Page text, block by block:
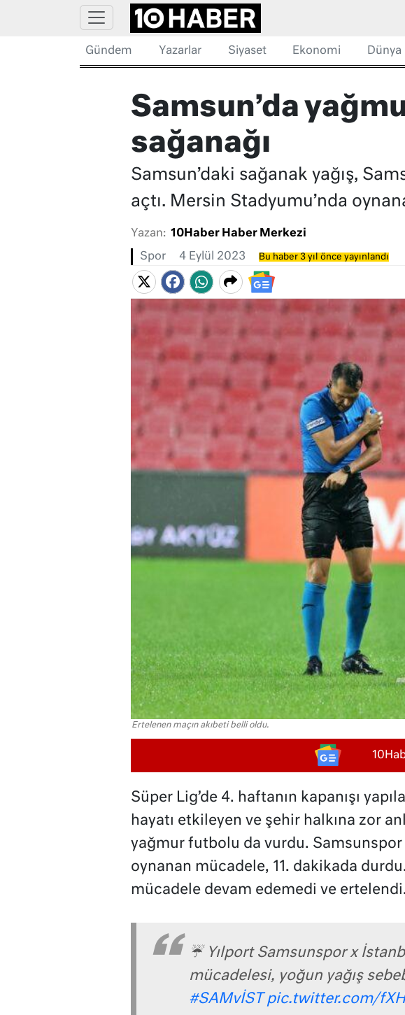
Gündem Yazarlar Siyaset Ekonomi Dünya
Samsun’da
sağanağı
Samsun’daki sağanak yağış,
açtı. Mersin Stadyumu’nda
Yazan: 10Haber Haber Merkezi
Spor 4 Eylül 2023 Bu haber 3 yıl önce yayınlandı
Ertelenen maçın akıbeti belli oldu.
Süper Lig’de 4. haftanın kapanışı
hayatı etkileyen ve şehir halkına zor
yağmur futbolu da vurdu. Samsunspor
oynanan mücadele, 11. dakikada
mücadele devam edemedi ve
☔ Yılport Samsunspor x
mücadelesi, yoğun yağış
#SAMvİST pic.twitter.com/